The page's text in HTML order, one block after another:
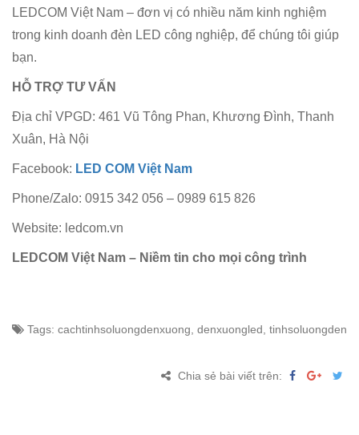
LEDCOM Việt Nam – đơn vị có nhiều năm kinh nghiệm
trong kinh doanh đèn LED công nghiệp, để chúng tôi giúp
bạn.
HỖ TRỢ TƯ VẤN
Địa chỉ VPGD: 461 Vũ Tông Phan, Khương Đình, Thanh
Xuân, Hà Nội
Facebook: LED COM Việt Nam
Phone/Zalo: 0915 342 056 – 0989 615 826
Website: ledcom.vn
LEDCOM Việt Nam – Niềm tin cho mọi công trình
Tags: cachtinhsoluongdenxuong, denxuongled, tinhsoluongden
Chia sẻ bài viết trên: